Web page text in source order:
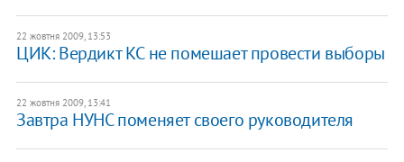
22 жовтня 2009, 13:53
ЦИК: Вердикт КС не помешает провести выборы
22 жовтня 2009, 13:41
Завтра НУНС поменяет своего руководителя